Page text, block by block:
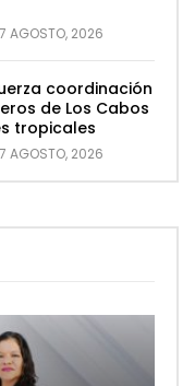
7 AGOSTO, 2026
coordinación
de Los Cabos
tropicales
7 AGOSTO, 2026